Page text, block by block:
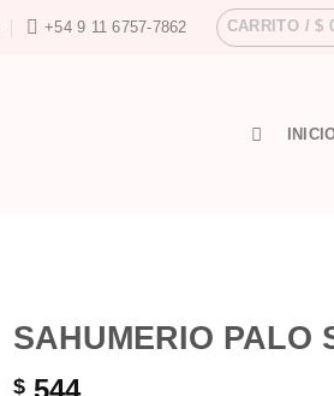
+54 9 11 6757-7862 CARRITO /$
SAHUMERIO PALO
$ 544